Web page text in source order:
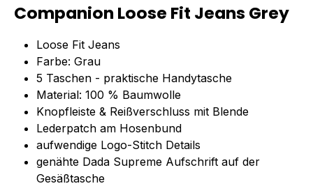
Companion Loose Fit Jeans Grey
Loose Fit Jeans
Farbe: Grau
5 Taschen - praktische Handytasche
Material: 100 % Baumwolle
Knopfleiste & Reißverschluss mit Blende
Lederpatch am Hosenbund
aufwendige Logo-Stitch Details
genähte Dada Supreme Aufschrift auf der
Gesäßtasche